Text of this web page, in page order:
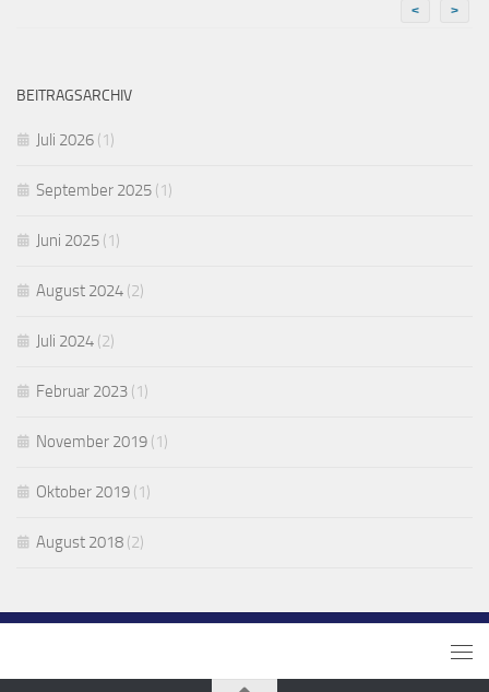
< >
BEITRAGSARCHIV
Juli 2026 (1)
September 2025 (1)
Juni 2025 (1)
August 2024 (2)
Juli 2024 (2)
Februar 2023 (1)
November 2019 (1)
Oktober 2019 (1)
August 2018 (2)